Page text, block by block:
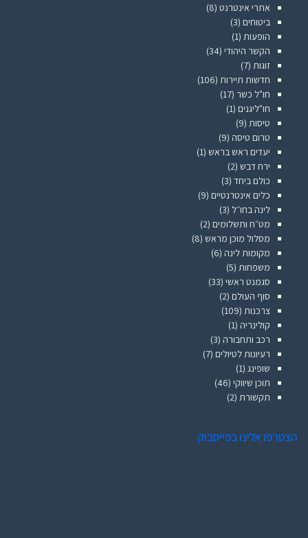
אתרי אינטרנט (8)
ביטוחים (3)
הופעות (1)
הקשר היהודי (34)
זוגות (7)
חדשות תיירות (106)
חו"ל כשר (17)
חו"ליגנים (1)
טיסות (9)
טרום טיסה (9)
יעדים ראש בראש (1)
ירח דבש (2)
כולם ביחד (3)
כלים אינטרנטיים (9)
לינה בחו״ל (3)
מט״ח ותשלומים (2)
מסלול מוכן מראש (8)
מקומות לינה (6)
משפחות (5)
סגמנט ראשי (33)
סוף העולם (2)
צרכנות (109)
קולינריה (1)
רכב ותחבורה (3)
רעיונות לטיולים (7)
שופינג (1)
תוכן שיווקי (46)
תקשורת (2)
הצטרפו אלינו בפייסבוק